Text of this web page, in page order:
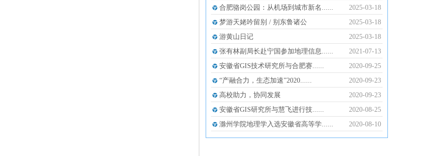
合肥骆岗公园：从机场到城市新名......
2025-03-18
梦游天姥吟留别 / 别东鲁诸公
2025-03-18
游黄山日记
2025-03-18
张有林副局长赴宁国参加地理信息......
2021-07-13
安徽省GIS技术研究所与合肥赛......
2020-09-25
“产融合力，生态加速”2020......
2020-09-23
高校助力，协同发展
2020-09-23
安徽省GIS研究所与慧飞进行技......
2020-08-25
滁州学院地理学入选安徽省高等学......
2020-08-10